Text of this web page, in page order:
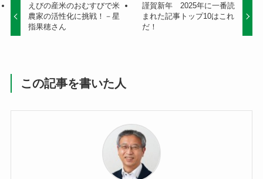
えびの産米のおむすびで米
農家の活性化に挑戦！－星
指果穂さん
謹賀新年 2025年に一番読
まれた記事トップ10はこれ
だ！
この記事を書いた人